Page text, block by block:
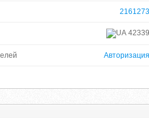
2161273
42339
Авторизация